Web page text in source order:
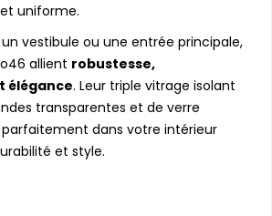
uniforme.
vestibule ou une entrée principale,
allient robustesse,
élégance. Leur triple vitrage isolant
transparentes et de verre
dans votre intérieur
et style.